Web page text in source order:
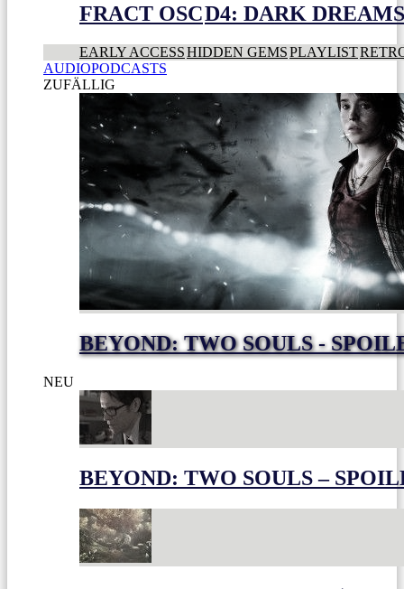
FRACT OSCD4: DARK
EARLY ACCESSHIDDEN GEMSPLAYLIST
AUDIOPODCASTS
ZUFÄLLIG
BEYOND: TWO SOULS -
NEU
BEYOND: TWO SOULS –